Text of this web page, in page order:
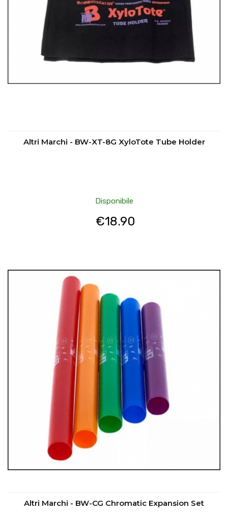
Altri Marchi - BW-XT-8G XyloTote Tube Holder
Disponibile
€18.90
Altri Marchi - BW-CG Chromatic Expansion Set